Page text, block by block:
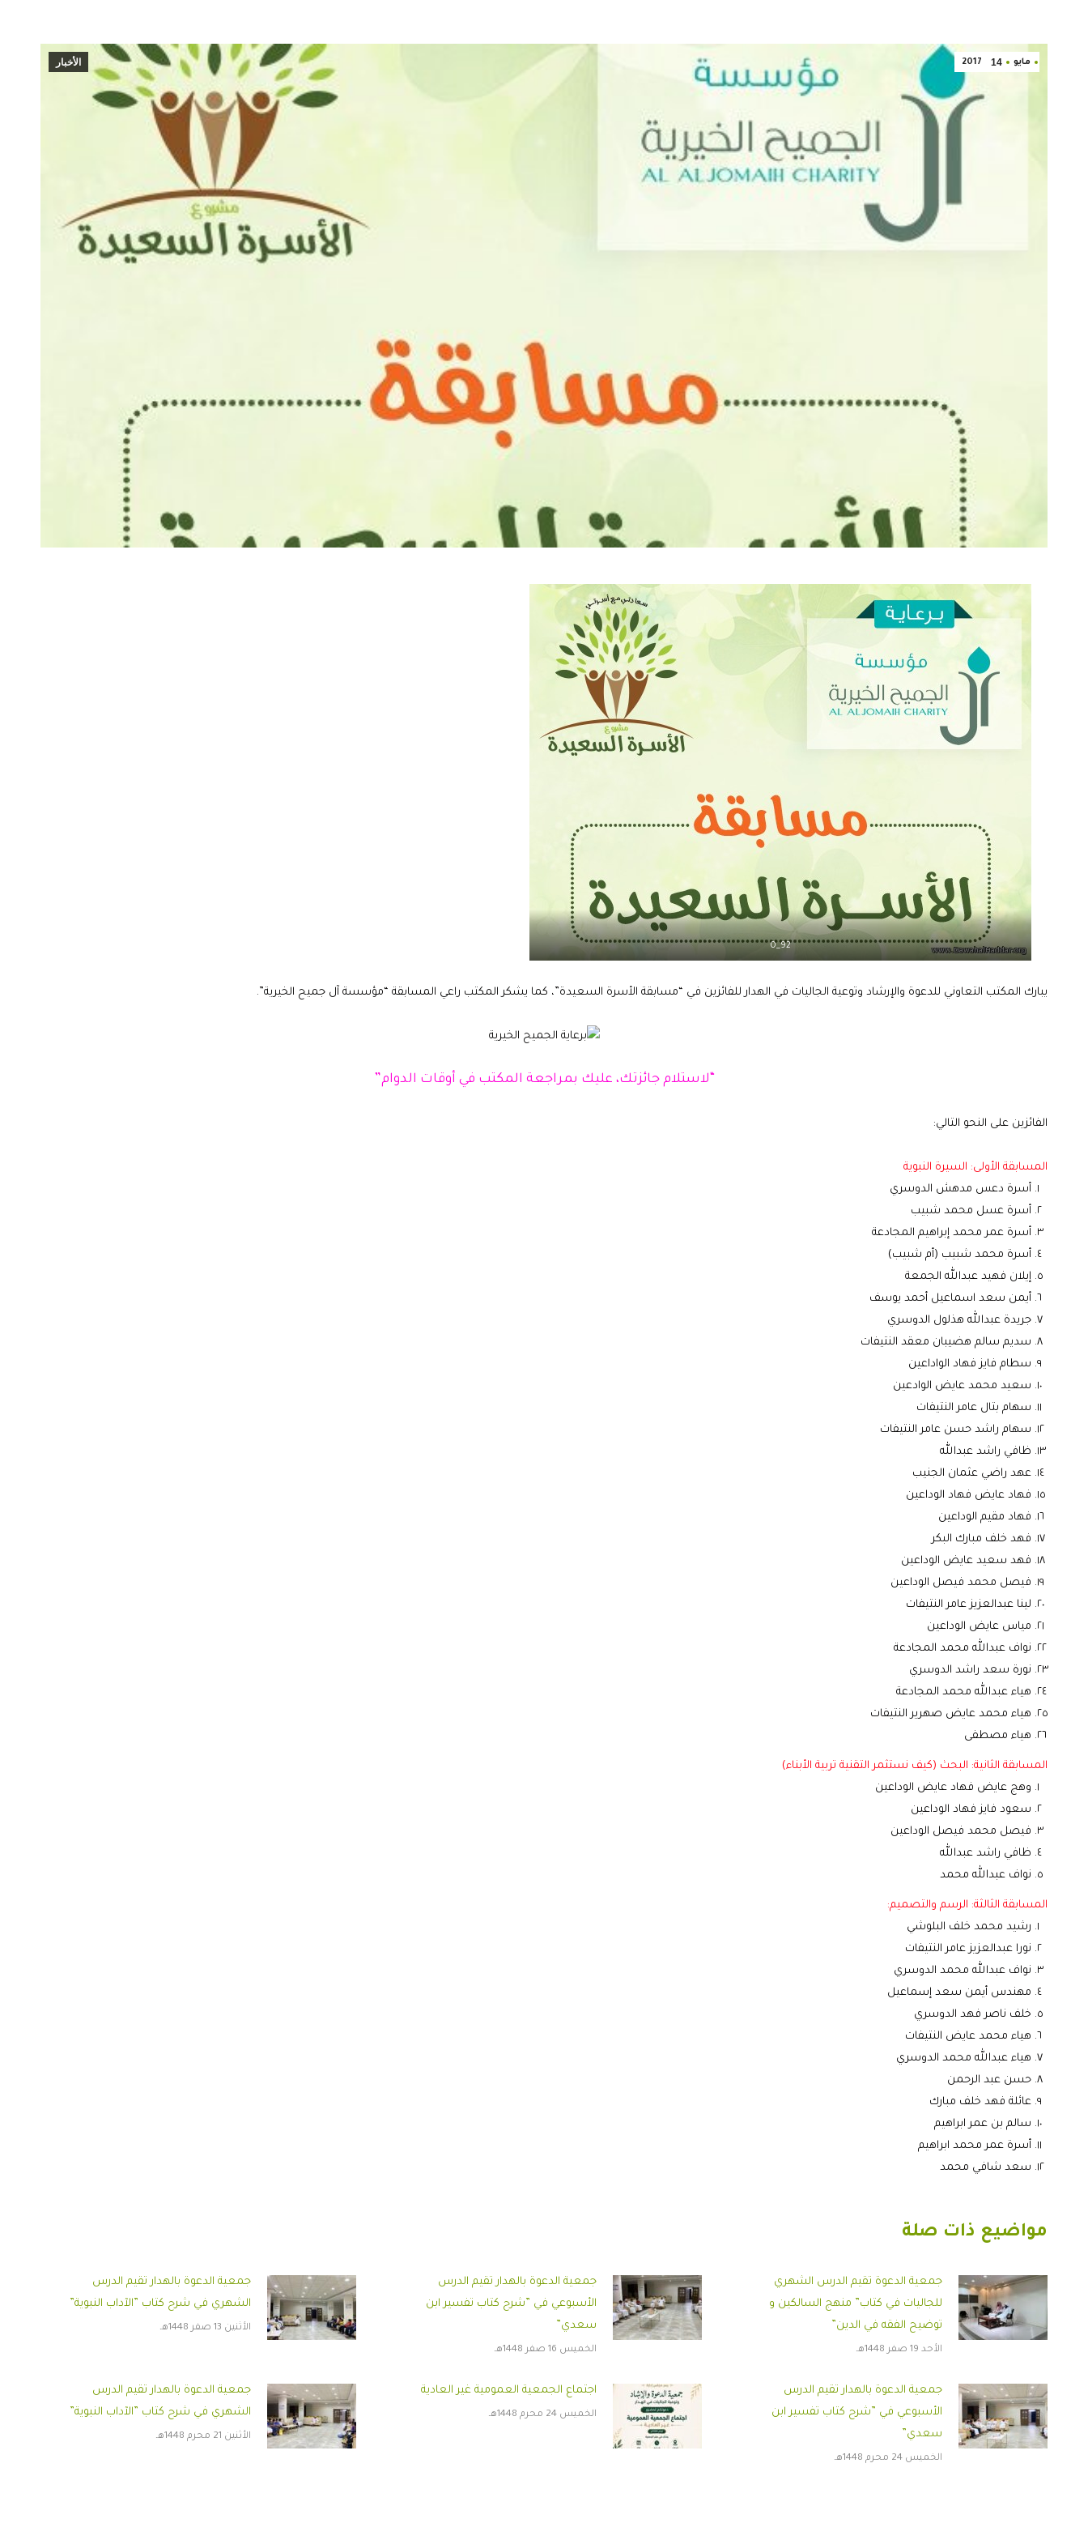
مايو 14
2017 الأخبار
92_0
يبارك المكتب التعاوني للدعوة والإرشاد وتوعية الجاليات في الهدار للفائزين في “مسابقة الأسرة السعيدة”، كما يشكر المكتب راعي المسابقة “مؤسسة آل جميح الخيرية”.
“لاستلام جائزتك، عليك بمراجعة المكتب في أوقات الدوام”
الفائزين على النحو التالي:
المسابقة الأولى: السيرة النبوية
أسرة دعس مدهش الدوسري
أسرة عسل محمد شبيب
أسرة عمر محمد إبراهيم المجادعة
أسرة محمد شبيب (أم شبيب)
إيلان فهيد عبدالله الجمعة
أيمن سعد اسماعيل أحمد يوسف
جريدة عبدالله هذلول الدوسري
سديم سالم هضيبان معقد النتيفات
سطام فايز فهاد الواداعين
سعيد محمد عايض الوادعين
سهام بتال عامر النتيفات
سهام راشد حسن عامر النتيفات
ظافي راشد عبدالله
عهد راضي عثمان الجنيب
فهاد عايض فهاد الوداعين
فهاد مقيم الوداعين
فهد خلف مبارك البكر
فهد سعيد عايض الوداعين
فيصل محمد فيصل الوداعين
لينا عبدالعزيز عامر النتيفات
مياس عايض الوداعين
نواف عبدالله محمد المجادعة
نورة سعد راشد الدوسري
هياء عبدالله محمد المجادعة
هياء محمد عايض صهرير النتيفات
هياء مصطفى
المسابقة الثانية: البحث (كيف نستثمر التقنية تربية الأبناء)
وهج عايض فهاد عايض الوداعين
سعود فايز فهاد الوداعين
فيصل محمد فيصل الوداعين
ظافي راشد عبدالله
نواف عبدالله محمد
المسابقة الثالثة: الرسم والتصميم:
رشيد محمد خلف البلوشي
نورا عبدالعزيز عامر النتيفات
نواف عبدالله محمد الدوسري
مهندس أيمن سعد إسماعيل
خلف ناصر فهد الدوسري
هياء محمد عايض النتيفات
هياء عبدالله محمد الدوسري
حسن عبد الرحمن
عائلة فهد خلف مبارك
سالم بن عمر ابراهيم
أسرة عمر محمد ابراهيم
سعد شافي محمد
مواضيع ذات صلة
جمعية الدعوة تقيم الدرس الشهري
للجاليات في كتاب” منهج السالكين و
توضيح الفقه في الدين”
الأحد 19 صفر 1448هـ
جمعية الدعوة بالهدار تقيم الدرس
الأسبوعي في ”شرح كتاب تفسير ابن
سعدي”
الخميس 16 صفر 1448هـ
جمعية الدعوة بالهدار تقيم الدرس
الشهري في شرح كتاب ”الآداب النبوية”
الأثنين 13 صفر 1448هـ
جمعية الدعوة بالهدار تقيم الدرس
الأسبوعي في ”شرح كتاب تفسير ابن
سعدي”
الخميس 24 محرم 1448هـ
اجتماع الجمعية العمومية غير العادية
الخميس 24 محرم 1448هـ
جمعية الدعوة بالهدار تقيم الدرس
الشهري في شرح كتاب ”الآداب النبوية”
الأثنين 21 محرم 1448هـ